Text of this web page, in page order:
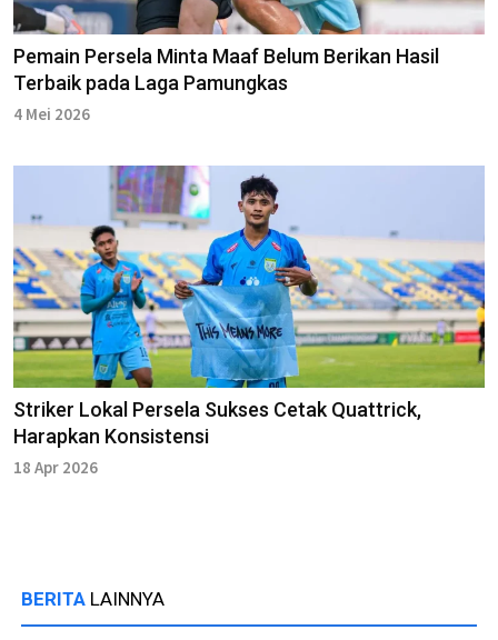
Pemain Persela Minta Maaf Belum Berikan Hasil
Terbaik pada Laga Pamungkas
4 Mei 2026
Striker Lokal Persela Sukses Cetak Quattrick,
Harapkan Konsistensi
18 Apr 2026
BERITA LAINNYA